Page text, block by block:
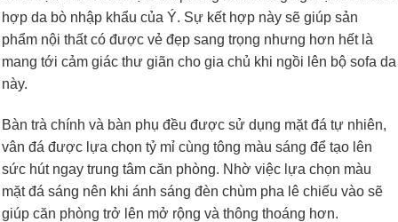
hợp da bò nhập khẩu của Ý. Sự kết hợp này sẽ giúp sản
phẩm nội thất có được vẻ đẹp sang trọng nhưng hơn hết là
mang tới cảm giác thư giãn cho gia chủ khi ngồi lên bộ sofa da
này.
Bàn trà chính và bàn phụ đều được sử dụng mặt đá tự nhiên,
vân đá được lựa chọn tỷ mỉ cùng tông màu sáng để tạo lên
sức hút ngay trung tâm căn phòng. Nhờ việc lựa chọn màu
mặt đá sáng nên khi ánh sáng đèn chùm pha lê chiếu vào sẽ
giúp căn phòng trở lên mở rộng và thông thoáng hơn.